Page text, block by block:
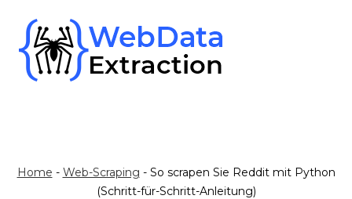
content
Home - Web-Scraping - So scrapen Sie Reddit mit Python
(Schritt-für-Schritt-Anleitung)